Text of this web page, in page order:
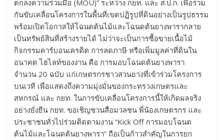
ตกลงความร่วมมือ (MOU)” ระหว่าง กยท. และ ส.ป.ก. เพื่อร่วม
กันขับเคลื่อนโครงการในพื้นที่เขตปฏิรูปที่ดินอย่างเป็นรูปธรรม
พร้อมเปิดโอกาสให้โฉนดต้นไม้และโฉนดต้นยางพารากลาย
เป็นทรัพย์สินที่สร้างรายได้ ไม่ว่าจะเป็นการซื้อขายเนื้อไม้
กิจกรรมคาร์บอนเครดิต การลดภาษี หรือเพิ่มมูลค่าที่ดินใน
อนาคต ไฮไลท์ของงาน คือ การมอบโฉนดต้นยางพารา
จำนวน 20 ฉบับ แก่เกษตรกรชาวสวนยางที่เข้าร่วมโครงการ
บนเวที เพื่อแสดงถึงความมุ่งมั่นของกระทรวงเกษตรและ
สหกรณ์ และ กยท. ในการขับเคลื่อนโครงการนี้ให้เกิดผลจริง
อย่างยั่งยืน กยท. ขอเชิญชวนสื่อมวลชน พี่น้องเกษตรกร และ
ประชาชนทั่วไปร่วมติดตามงาน “Kick Off การมอบโฉนด
ต้นไม้และโฉนดต้นยางพารา” ถือเป็นก้าวสำคัญในการยก